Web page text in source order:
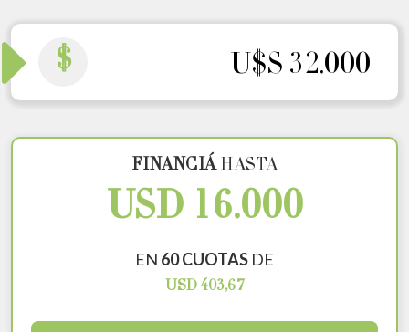
$ U$S 32.000
FINANCIÁHASTA
USD 16.000
EN 60 CUOTAS DE
USD 403,67